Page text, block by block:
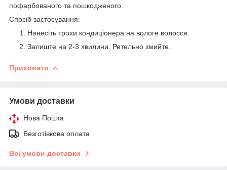
пофарбованого та пошкодженого.
Спосіб застосування:
Нанесіть трохи кондиціонера на вологе волосся.
Залиште на 2-3 хвилини. Ретельно змийте.
Приховати
Умови доставки
Нова Пошта
Безготівкова оплата
Всі умови доставки